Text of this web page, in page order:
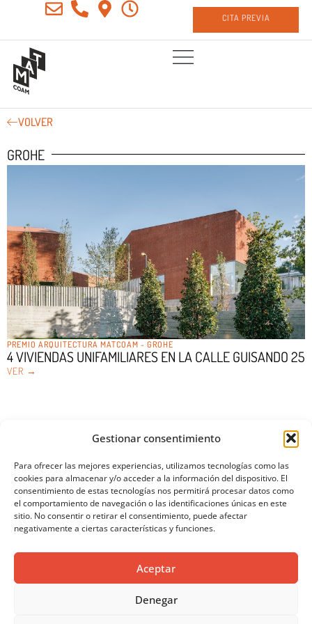
Gestionar consentimiento
Para ofrecer las mejores experiencias, utilizamos tecnologías como las
cookies para almacenar y/o acceder a la información del dispositivo. El
consentimiento de estas tecnologías nos permitirá procesar datos como
el comportamiento de navegación o las identificaciones únicas en este
sitio. No consentir o retirar el consentimiento, puede afectar
negativamente a ciertas características y funciones.
Aceptar
Denegar
CITA PREVIA
VOLVER
GROHE
PREMIO ARQUITECTURA MATCOAM - GROHE
4 VIVIENDAS UNIFAMILIARES EN LA CALLE GUISANDO 25
VER →
SÍGUENOS EN REDES
SOCIALES
CITA PREVIA